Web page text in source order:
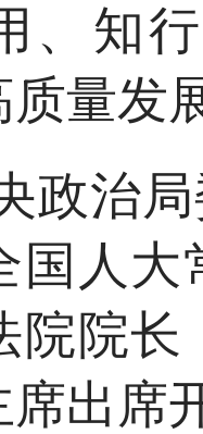
、知
量发
政治
国人
院院
出席